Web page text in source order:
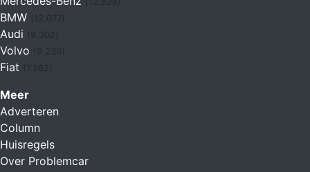
BMW
Audi
Volvo
Fiat (7.262)
Meer
Adverteren
Column
Huisregels
Over Problemcar